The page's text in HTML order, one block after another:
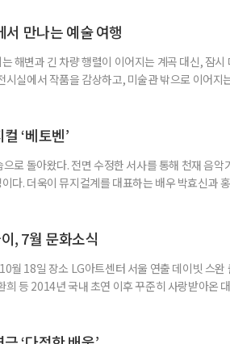
만나는 예술 여행
해변과 긴 차량 행렬이 이어지는 계곡 대신, 잠시
시실에서 작품을 감상하고, 미술관 밖으로 이어지
트월드는 빼놓기 아쉬운 곳이다. ‘하슬라’는 고구
‘베토벤’
로 돌아왔다. 전면 수정한 서사를 통해 천재 음악
다. 더욱이 뮤지컬계를 대표하는 배우 박효신과
티마 브렌타노 : 성민재, 유연정 등 러닝
, 7월 문화소식
18일 장소 LG아트센터 서울 연출 데이빗 스완
등 2014년 국내 초연 이후 꾸준히 사랑받아온
다른 매력의 드라큘라를 선보인다. 드라큘